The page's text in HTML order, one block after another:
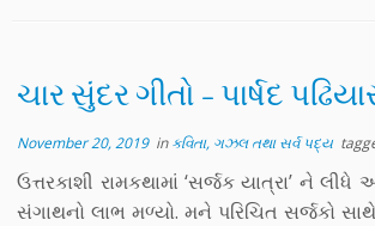
ચાર સુંદર ગીતો – પાર્ષદ
November 20, 2019inકવિતા, ગઝલ તથા સર્વ પદ્ય
ઉત્તરકાશી રામકથામાં ‘સર્જક યાત્રા’ ને લીધે
સંગાથનો લાભ મળ્યો. મને પરિચિત સર્જકો